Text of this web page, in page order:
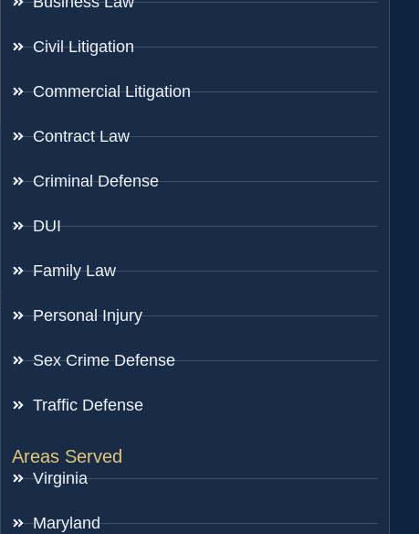
Civil Litigation
Commercial Litigation
Contract Law
Criminal Defense
DUI
Family Law
Personal Injury
Sex Crime Defense
Traffic Defense
Areas Served
Virginia
Maryland